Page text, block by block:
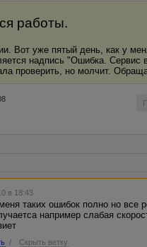
работы.
Вот уже пятый день, как у
надпись "Ошибка.
проверить, но молчит.
в 18:43
таких ошибок полно но все
например слабая
/ Скрыть ветку